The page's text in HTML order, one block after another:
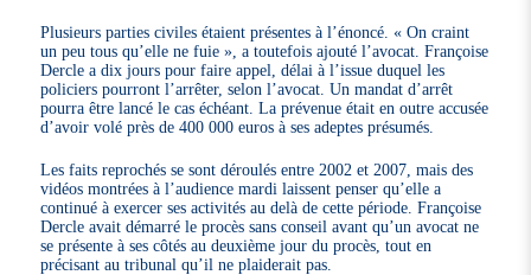
Plusieurs parties civiles étaient présentes à l’énoncé. « On craint
un peu tous qu’elle ne fuie », a toutefois ajouté l’avocat. Françoise
Dercle a dix jours pour faire appel, délai à l’issue duquel les
policiers pourront l’arrêter, selon l’avocat. Un mandat d’arrêt
pourra être lancé le cas échéant. La prévenue était en outre accusée
d’avoir volé près de 400 000 euros à ses adeptes présumés.
Les faits reprochés se sont déroulés entre 2002 et 2007, mais des
vidéos montrées à l’audience mardi laissent penser qu’elle a
continué à exercer ses activités au delà de cette période. Françoise
Dercle avait démarré le procès sans conseil avant qu’un avocat ne
se présente à ses côtés au deuxième jour du procès, tout en
précisant au tribunal qu’il ne plaiderait pas.